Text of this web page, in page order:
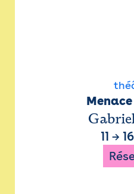
11 →